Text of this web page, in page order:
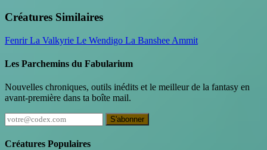
Créatures Similaires
FenrirLa Valkyrie Le Wendigo La Banshee Ammit
Les Parchemins du Fabularium
Nouvelles chroniques, outils inédits et le meilleur de la fantasy en
avant-première dans ta boîte mail.
S'abonner
Créatures Populaires